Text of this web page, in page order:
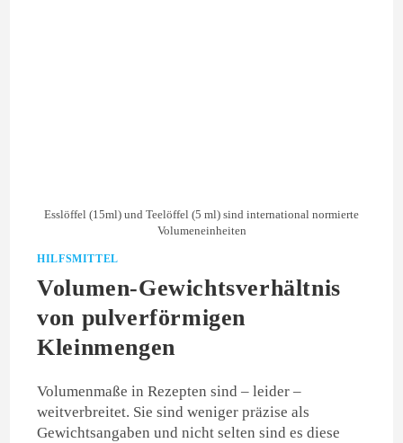
Esslöffel (15ml) und Teelöffel (5 ml) sind international normierte
Volumeneinheiten
HILFSMITTEL
Volumen-Gewichtsverhältnis
von pulverförmigen
Kleinmengen
Volumenmaße in Rezepten sind – leider –
weitverbreitet. Sie sind weniger präzise als
Gewichtsangaben und nicht selten sind es diese